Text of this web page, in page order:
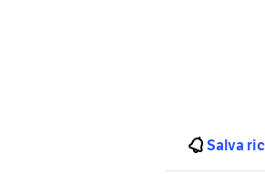
Salva